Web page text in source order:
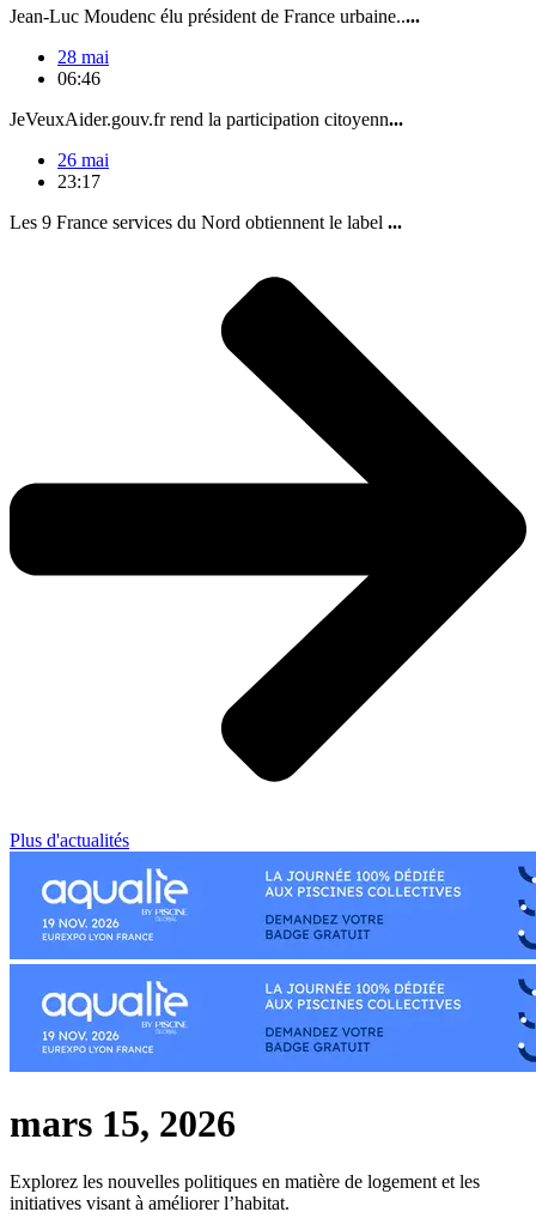
Jean-Luc Moudenc élu président de France urbaine.....
28 mai
06:46
JeVeuxAider.gouv.fr rend la participation citoyenn...
26 mai
23:17
Les 9 France services du Nord obtiennent le label ...
Plus d'actualités
mars 15, 2026
Explorez les nouvelles politiques en matière de logement et les
initiatives visant à améliorer l’habitat.